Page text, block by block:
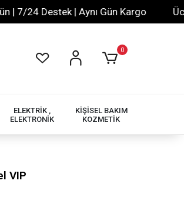
Destek | Aynı Gün Kargo
0
ELEKTRİK ,
ELEKTRONİK
KİŞİSEL BAKIM
KOZMETİK
VIP